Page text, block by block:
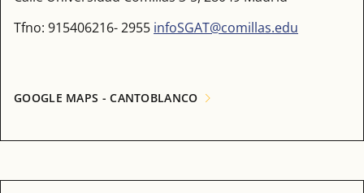
Tfno: 915406216- 2955 infoSGAT@comillas.edu
GOOGLE MAPS - CANTOBLANCO